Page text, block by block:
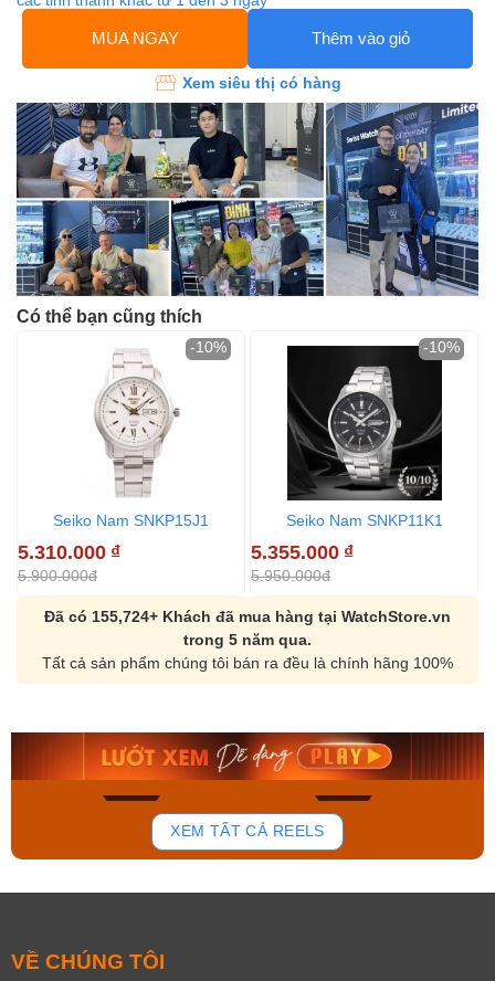
MUA NGAY Thêm vào giỏ
Xem siêu thị có hàng
Có thể bạn cũng thích
Seiko Nam SNKP15J1
5.310.000 ₫
5.900.000đ
-10%
Seiko Nam SNKP11K1
5.355.000 ₫
5.950.000đ
-10%
Đã có 155,724+ Khách đã mua hàng tại WatchStore.vn
trong 5 năm qua.
Tất cả sản phẩm chúng tôi bán ra đều là chính hãng 100%
858
Seiko Nam
Mua ngay
Orient Nam RA-
Mua ngay
XEM TẤT CẢ REELS
VỀ CHÚNG TÔI